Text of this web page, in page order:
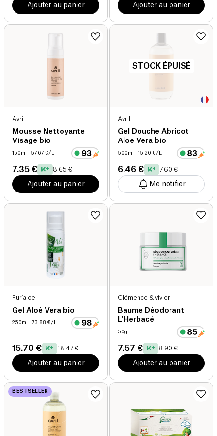
Ajouter au panier Ajouter au panier
Avril
Mousse Nettoyante
Visage bio
150ml | 57.67 €/L
7.35 € 8.65 €
Ajouter au panier
STOCK ÉPUISÉ
Avril
Gel Douche Abricot
Aloe Vera bio
500ml | 15.20 €/L
6.46 € 7.60 €
Me notifier
Pur'aloe
Gel Aloé Vera bio
250ml | 73.88 €/L
15.70 € 18.47 €
Ajouter au panier
Clémence & vivien
Baume Déodorant
L'Herbacé
50g
7.57 € 8.90 €
Ajouter au panier
BESTSELLER